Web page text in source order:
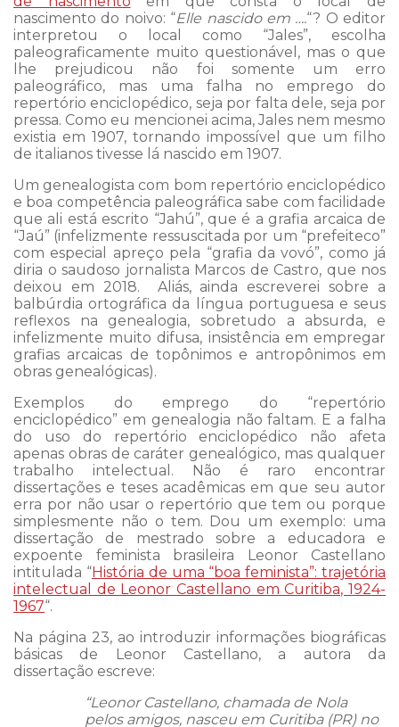
nascimento do noivo: “Elle nascido em ….“? O editor
interpretou o local como “Jales”, escolha
paleograficamente muito questionável, mas o que
lhe prejudicou não foi somente um erro
paleográfico, mas uma falha no emprego do
repertório enciclopédico, seja por falta dele, seja por
pressa. Como eu mencionei acima, Jales nem mesmo
existia em 1907, tornando impossível que um filho
de italianos tivesse lá nascido em 1907.
Um genealogista com bom repertório enciclopédico
e boa competência paleográfica sabe com facilidade
que ali está escrito “Jahú”, que é a grafia arcaica de
“Jaú” (infelizmente ressuscitada por um “prefeiteco”
com especial apreço pela “grafia da vovó”, como já
diria o saudoso jornalista Marcos de Castro, que nos
deixou em 2018. Aliás, ainda escreverei sobre a
balbúrdia ortográfica da língua portuguesa e seus
reflexos na genealogia, sobretudo a absurda, e
infelizmente muito difusa, insistência em empregar
grafias arcaicas de topônimos e antropônimos em
obras genealógicas).
Exemplos do emprego do “repertório
enciclopédico” em genealogia não faltam. E a falha
do uso do repertório enciclopédico não afeta
apenas obras de caráter genealógico, mas qualquer
trabalho intelectual. Não é raro encontrar
dissertações e teses acadêmicas em que seu autor
erra por não usar o repertório que tem ou porque
simplesmente não o tem. Dou um exemplo: uma
dissertação de mestrado sobre a educadora e
expoente feminista brasileira Leonor Castellano
intitulada “História de uma “boa feminista”: trajetória
intelectual de Leonor Castellano em Curitiba, 1924-
1967“.
Na página 23, ao introduzir informações biográficas
básicas de Leonor Castellano, a autora da
dissertação escreve:
“Leonor Castellano, chamada de Nola
pelos amigos, nasceu em Curitiba (PR) no